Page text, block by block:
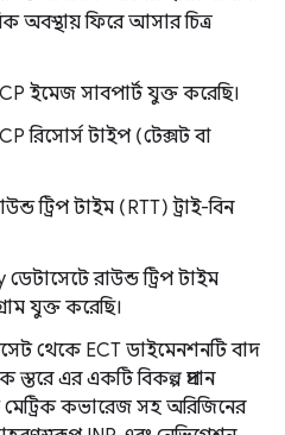
অবস্থায় ফিরে আসার চিত্র
ইমেজ সাবপার্ট যুক্ত করেছি।
রিসোর্স টাইপ (টেক্সট বা
ট্রিপ টাইম (RTT) ট্রাই-বিন
রাউন্ড ট্রিপ টাইম
যুক্ত করেছি।
থেকে ECT ডাইমেনশনটি বাদ
স্তরে এর একটি বিকল্প প্রদান
কভারেজ সহ অরিজিনের